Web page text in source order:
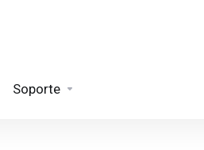
Soporte